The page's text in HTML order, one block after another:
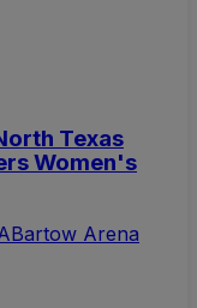
Texas
Women's
Bartow Arena